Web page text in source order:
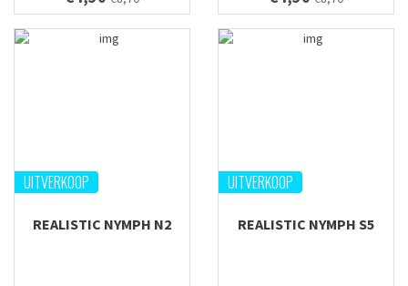
UITVERKOOP
REALISTIC NYMPH N2
UITVERKOOP
REALISTIC NYMPH S5